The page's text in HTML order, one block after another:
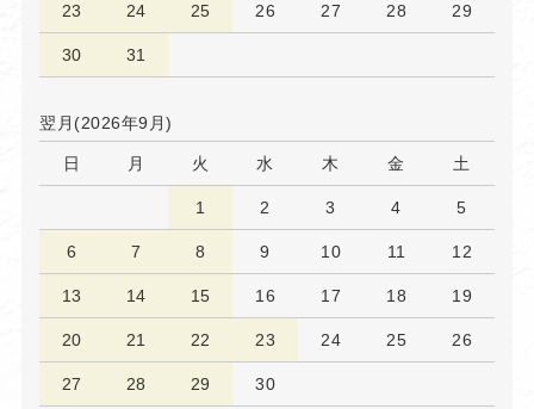
23 24 25 26 27 28 29
30 31
翌月(2026年9月)
日 月 火 水 木 金 土
1 2 3 4 5
6 7 8 9 10 11 12
13 14 15 16 17 18 19
20 21 22 23 24 25 26
27 28 29 30